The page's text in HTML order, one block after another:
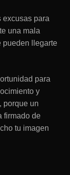
excusas para
una mala
pueden llegarte
para
y
porque un
firmado de
tu imagen